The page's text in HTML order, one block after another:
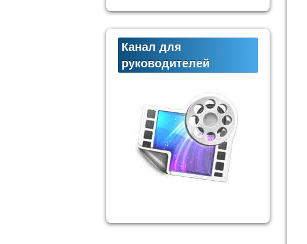
Канал для
руководителей